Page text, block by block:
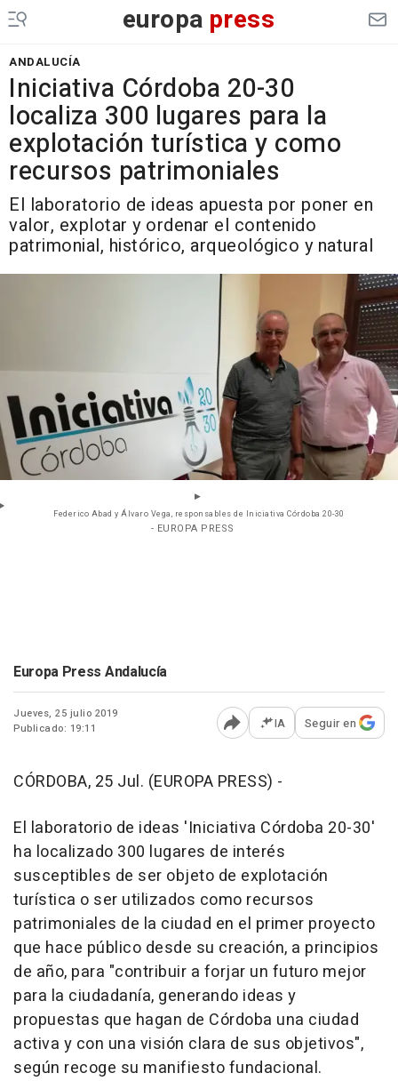
europa press
ANDALUCÍA
Iniciativa Córdoba 20-30
localiza 300 lugares para la
explotación turística y como
recursos patrimoniales
El laboratorio de ideas apuesta por poner en
valor, explotar y ordenar el contenido
patrimonial, histórico, arqueológico y natural
Federico Abad y Álvaro Vega, responsables de Iniciativa Córdoba 20-30
- EUROPA PRESS
Europa Press Andalucía
Jueves, 25 julio 2019
Publicado: 19:11
Abrir opciones para
IA Seguir en
CÓRDOBA, 25 Jul. (EUROPA PRESS) -
El laboratorio de ideas 'Iniciativa Córdoba 20-30'
ha localizado 300 lugares de interés
susceptibles de ser objeto de explotación
turística o ser utilizados como recursos
patrimoniales de la ciudad en el primer proyecto
que hace público desde su creación, a principios
de año, para "contribuir a forjar un futuro mejor
para la ciudadanía, generando ideas y
propuestas que hagan de Córdoba una ciudad
activa y con una visión clara de sus objetivos",
según recoge su manifiesto fundacional.